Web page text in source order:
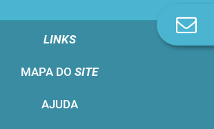
LINKS
MAPA DO SITE
AJUDA